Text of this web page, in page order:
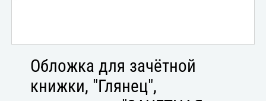
Обложка для зачётной
книжки, "Глянец",